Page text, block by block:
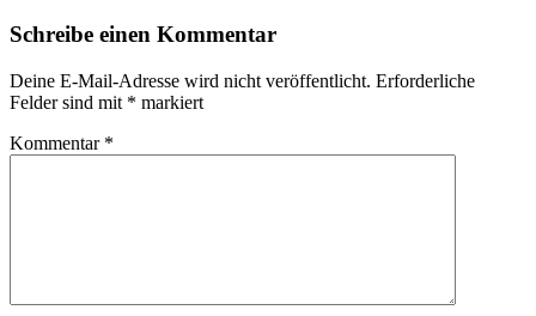
Schreibe einen Kommentar
Deine E-Mail-Adresse wird nicht veröffentlicht. Erforderliche
Felder sind mit * markiert
Kommentar *